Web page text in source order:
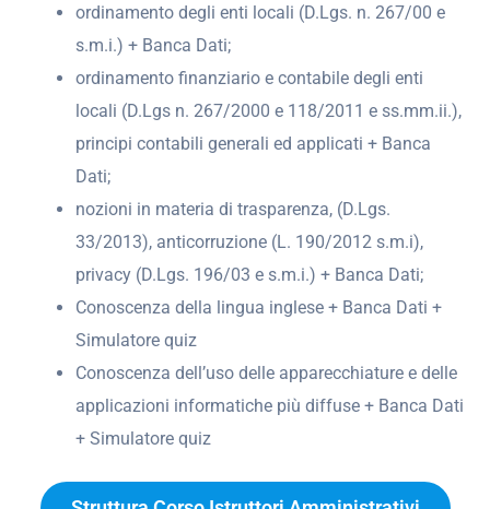
ordinamento degli enti locali (D.Lgs. n. 267/00 e
s.m.i.) + Banca Dati;
ordinamento finanziario e contabile degli enti
locali (D.Lgs n. 267/2000 e 118/2011 e ss.mm.ii.),
principi contabili generali ed applicati + Banca
Dati;
nozioni in materia di trasparenza, (D.Lgs.
33/2013), anticorruzione (L. 190/2012 s.m.i),
privacy (D.Lgs. 196/03 e s.m.i.) + Banca Dati;
Conoscenza della lingua inglese + Banca Dati +
Simulatore quiz
Conoscenza dell’uso delle apparecchiature e delle
applicazioni informatiche più diffuse + Banca Dati
+ Simulatore quiz